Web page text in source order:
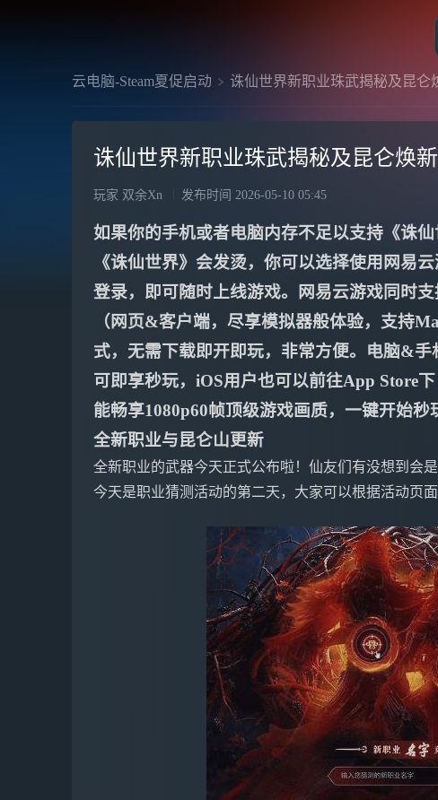
云电脑-Steam夏促启动 诛仙世界新职业珠武揭秘及昆仑
诛仙世界新职业珠武揭秘及昆仑焕
玩家 双余Xn 发布时间 2026-05-10 05:45
如果你的手机或者电脑内存不足以支持《诛
《诛仙世界》会发烫，你可以选择使用网易
登录，即可随时上线游戏。网易云游戏同时
（网页&客户端，尽享模拟器般体验，支持
式，无需下载即开即玩，非常方便。电脑&
可即享秒玩，iOS用户也可以前往App Store
能畅享1080p60帧顶级游戏画质，一键开始秒
全新职业与昆仑山更新
全新职业的武器今天正式公布啦！仙友们有没想到会是
今天是职业猜测活动的第二天，大家可以根据活动页